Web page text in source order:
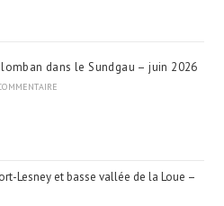
dans le Sundgau – juin 2026
Lesney et basse vallée de la Loue –